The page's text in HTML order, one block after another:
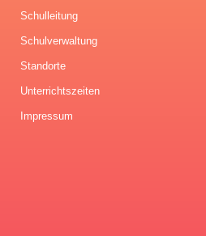
Schulleitung
Schulverwaltung
Standorte
Unterrichtszeiten
Impressum